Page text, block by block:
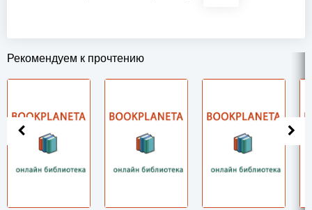
Рекомендуем к прочтению